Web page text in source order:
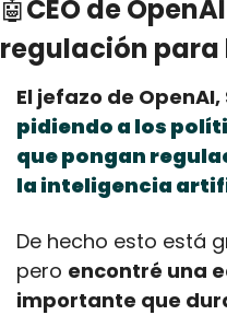
🤖CEO de
regulación para
El jefazo de
pidiendo a los
que pongan
la inteligencia
De hecho esto está
pero encontré una
importante que